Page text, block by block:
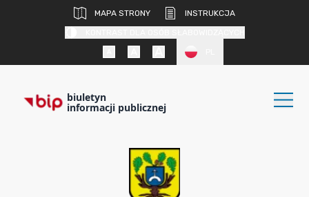
MAPA STRONY
INSTRUKCJA
biuletyn
informacji publicznej